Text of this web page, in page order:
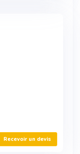
Recevoir un devis